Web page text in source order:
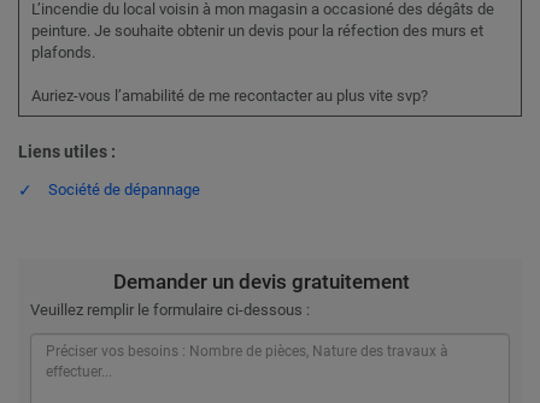
L’incendie du local voisin à mon magasin a occasioné des dégâts de
peinture. Je souhaite obtenir un devis pour la réfection des murs et
plafonds.
Auriez-vous l’amabilité de me recontacter au plus vite svp?
Liens utiles :
Société de dépannage
Demander un devis gratuitement
Veuillez remplir le formulaire ci-dessous :